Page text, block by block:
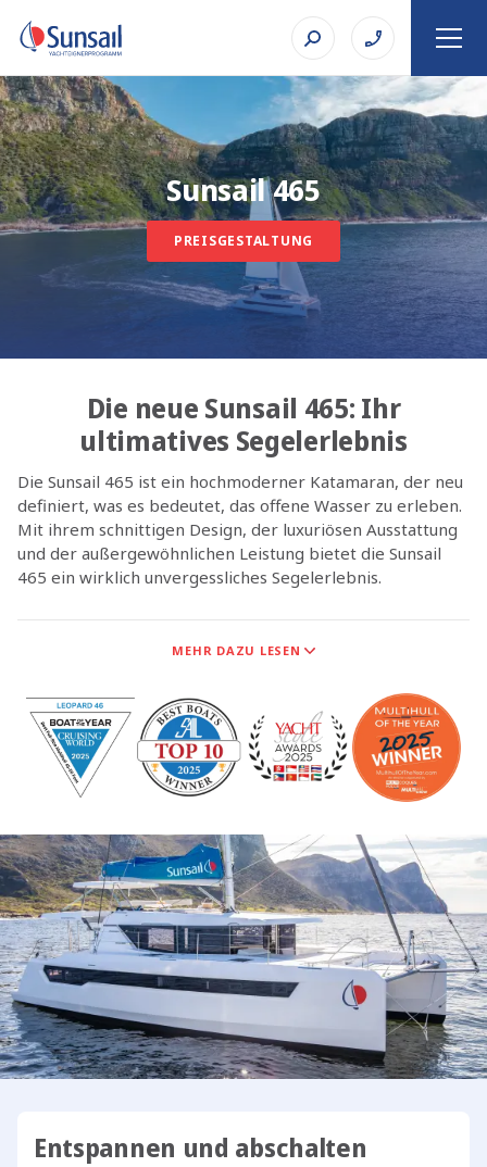
Sunsail 465
PREISGESTALTUNG
Die neue Sunsail 465: Ihr
ultimatives Segelerlebnis
Die Sunsail 465 ist ein hochmoderner Katamaran, der neu
definiert, was es bedeutet, das offene Wasser zu erleben.
Mit ihrem schnittigen Design, der luxuriösen Ausstattung
und der außergewöhnlichen Leistung bietet die Sunsail
465 ein wirklich unvergessliches Segelerlebnis.
MEHR DAZU LESEN
Entspannen und abschalten